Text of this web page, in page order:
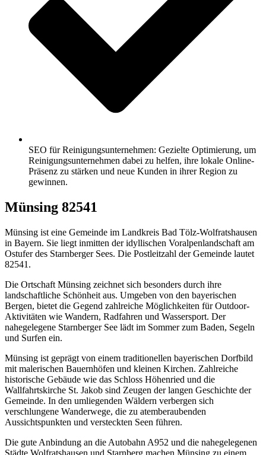
SEO für Reinigungsunternehmen: Gezielte Optimierung, um
Reinigungsunternehmen dabei zu helfen, ihre lokale Online-
Präsenz zu stärken und neue Kunden in ihrer Region zu
gewinnen.
Münsing 82541
Münsing ist eine Gemeinde im Landkreis Bad Tölz-Wolfratshausen
in Bayern. Sie liegt inmitten der idyllischen Voralpenlandschaft am
Ostufer des Starnberger Sees. Die Postleitzahl der Gemeinde lautet
82541.
Die Ortschaft Münsing zeichnet sich besonders durch ihre
landschaftliche Schönheit aus. Umgeben von den bayerischen
Bergen, bietet die Gegend zahlreiche Möglichkeiten für Outdoor-
Aktivitäten wie Wandern, Radfahren und Wassersport. Der
nahegelegene Starnberger See lädt im Sommer zum Baden, Segeln
und Surfen ein.
Münsing ist geprägt von einem traditionellen bayerischen Dorfbild
mit malerischen Bauernhöfen und kleinen Kirchen. Zahlreiche
historische Gebäude wie das Schloss Höhenried und die
Wallfahrtskirche St. Jakob sind Zeugen der langen Geschichte der
Gemeinde. In den umliegenden Wäldern verbergen sich
verschlungene Wanderwege, die zu atemberaubenden
Aussichtspunkten und versteckten Seen führen.
Die gute Anbindung an die Autobahn A952 und die nahegelegenen
Städte Wolfratshausen und Starnberg machen Münsing zu einem